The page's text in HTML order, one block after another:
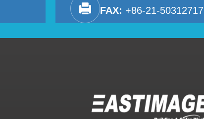
FAX: +86-21-50312717